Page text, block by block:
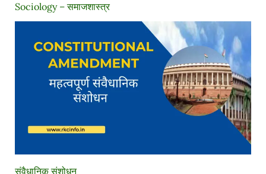
Sociology – समाजशास्त्र
संवैधानिक संशोधन